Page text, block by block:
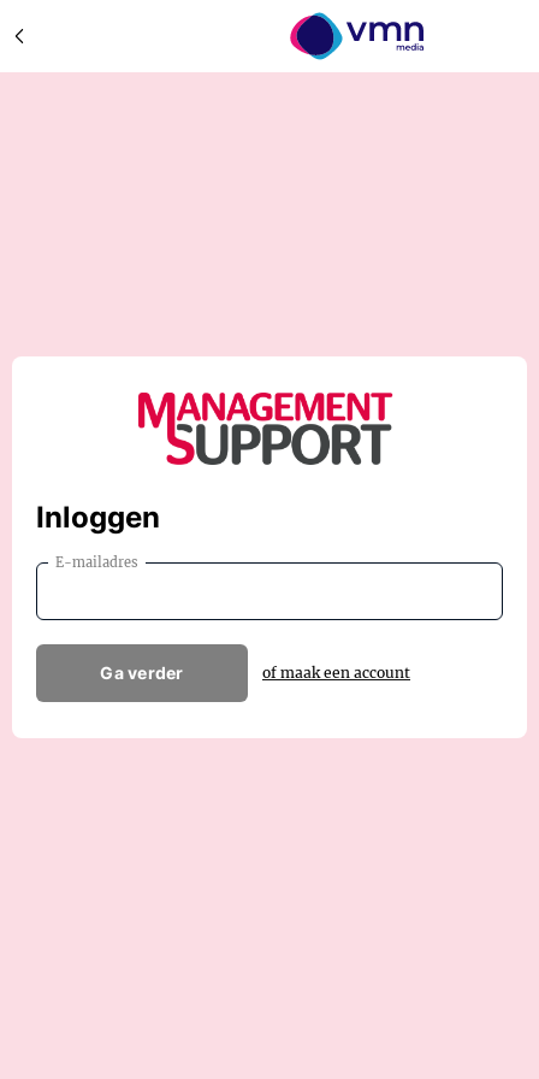
Inloggen
E-mailadres
Ga verder of maak een account